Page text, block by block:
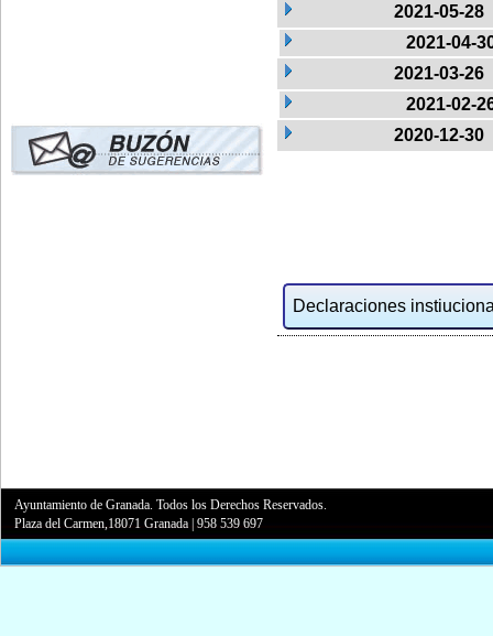
2021-05-28
2021-04-
2021-03-26
2021-02-
2020-12-30
Declaraciones
Ayuntamiento de Granada. Todos los Derechos Reservados.
Plaza del Carmen,18071 Granada |958 539 697